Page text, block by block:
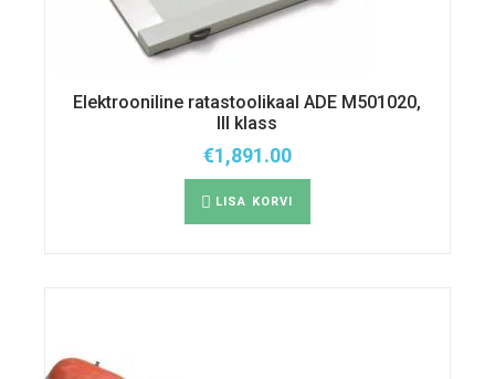
Elektrooniline ratastoolikaal ADE M501020,
III klass
€1,891.00
LISA KORVI